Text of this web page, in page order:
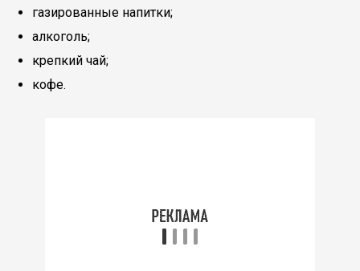
газированные напитки;
алкоголь;
крепкий чай;
кофе.